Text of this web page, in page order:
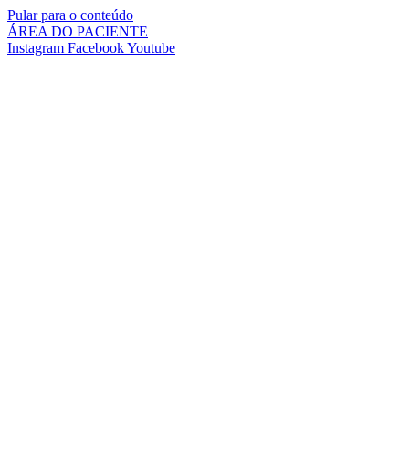
Pular para o conteúdo
ÁREA DO PACIENTE
Instagram FacebookYoutube